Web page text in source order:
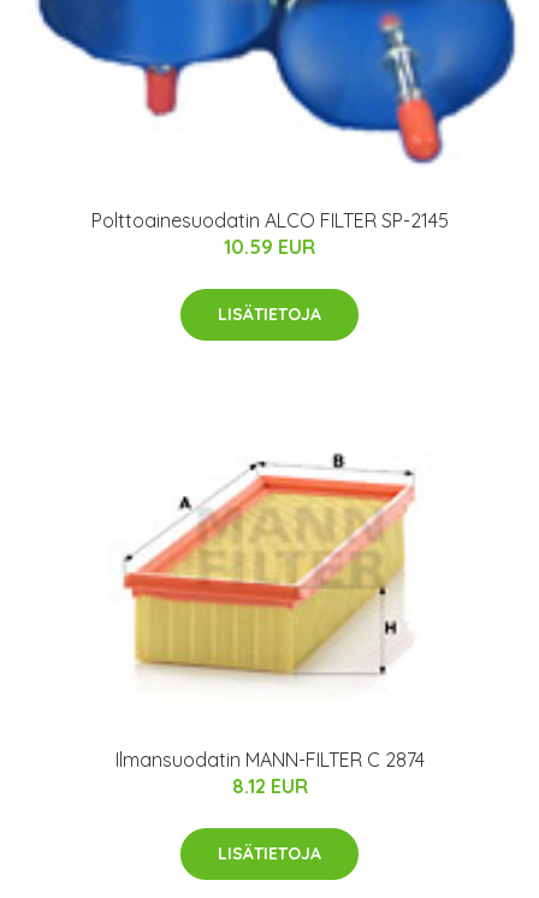
Polttoainesuodatin ALCO FILTER SP-2145
10.59 EUR
LISÄTIETOJA
Ilmansuodatin MANN-FILTER C 2874
8.12 EUR
LISÄTIETOJA